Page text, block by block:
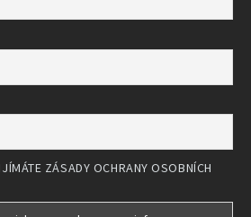
ZÁSADY OCHRANY OSOBNÍCH